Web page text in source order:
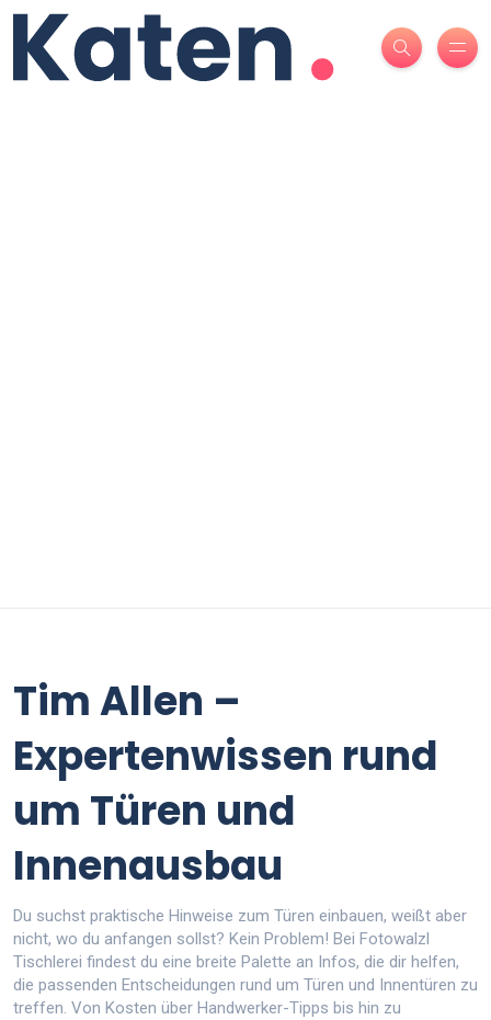
Tim Allen –
Expertenwissen rund
um Türen und
Innenausbau
Du suchst praktische Hinweise zum Türen einbauen, weißt aber
nicht, wo du anfangen sollst? Kein Problem! Bei Fotowalzl
Tischlerei findest du eine breite Palette an Infos, die dir helfen,
die passenden Entscheidungen rund um Türen und Innentüren zu
treffen. Von Kosten über Handwerker-Tipps bis hin zu